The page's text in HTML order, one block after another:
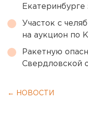
Участок с
на аукцион по
Ракетную
Свердловской
← НОВОСТИ